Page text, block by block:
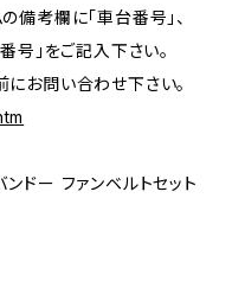
備考欄に「車台番号」、
号」をご記入下さい。
お問い合わせ下さい。
ドー ファンベルトセット